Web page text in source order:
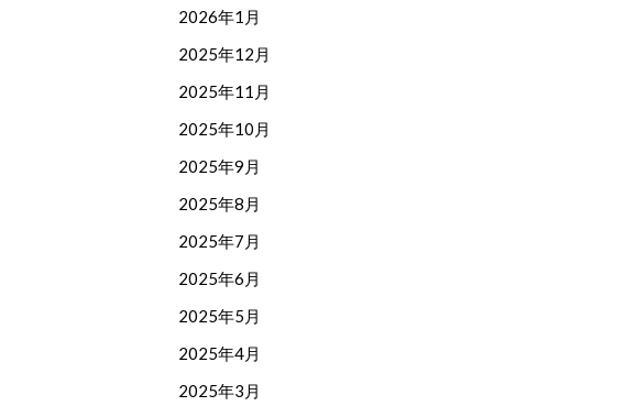
2026年1月
2025年12月
2025年11月
2025年10月
2025年9月
2025年8月
2025年7月
2025年6月
2025年5月
2025年4月
2025年3月